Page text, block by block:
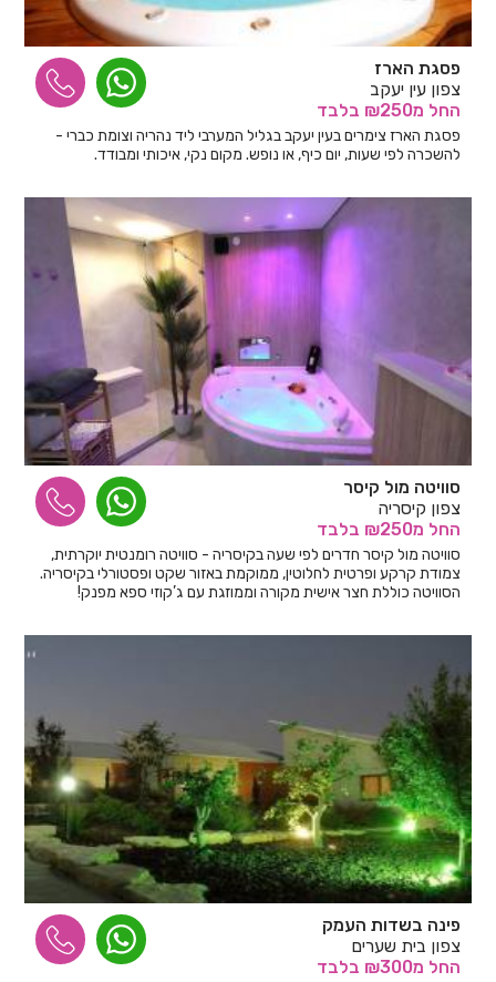
פסגת הארז
צפון עין יעקב
החל מ₪250 בלבד
פסגת הארז צימרים בעין יעקב בגליל המערבי ליד נהריה וצומת כברי -
להשכרה לפי שעות, יום כיף, או נופש. מקום נקי, איכותי ומבודד.
סוויטה מול קיסר
צפון קיסריה
החל מ₪250 בלבד
סוויטה מול קיסר חדרים לפי שעה בקיסריה - סוויטה רומנטית יוקרתית,
צמודת קרקע ופרטית לחלוטין, ממוקמת באזור שקט ופסטורלי בקיסריה.
הסוויטה כוללת חצר אישית מקורה וממוזגת עם ג’קוזי ספא מפנק!
פינה בשדות העמק
צפון בית שערים
החל מ₪300 בלבד